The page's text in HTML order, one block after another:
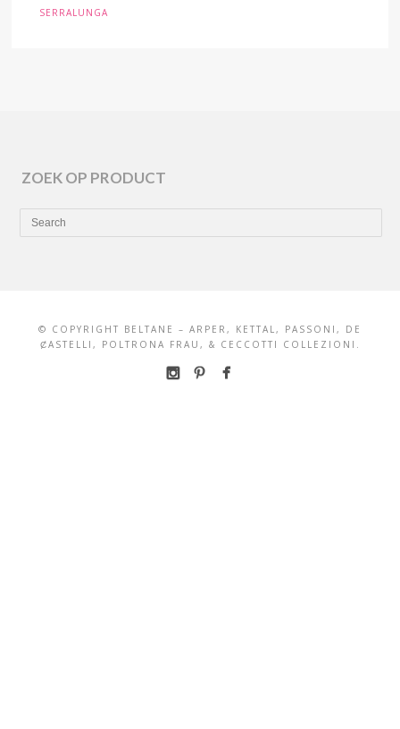
SERRALUNGA
ZOEK OP PRODUCT
© COPYRIGHT BELTANE – ARPER, KETTAL, PASSONI, DE
ȻASTELLI, POLTRONA FRAU, & CECCOTTI COLLEZIONI.